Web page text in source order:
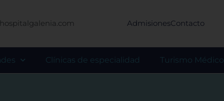
AdmisionesContacto
Clínicas de especialidad Turismo Médico